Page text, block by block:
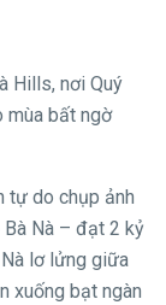
Hills, nơi Quý
mùa bất ngờ
tự do chụp ảnh
Bà Nà – đạt 2 kỷ
lơ lửng giữa
xuống bạt ngàn